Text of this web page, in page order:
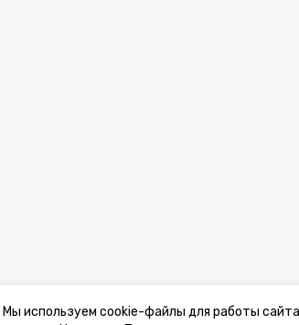
Мы используем cookie-файлы для работы